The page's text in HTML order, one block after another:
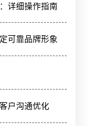
详细操作指南
可靠品牌形象
户沟通优化